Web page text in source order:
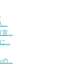
言...
...
の...